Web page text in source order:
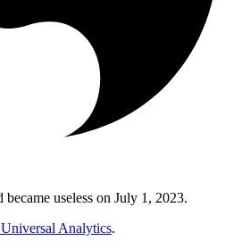
became useless on July 1, 2023.
Analytics.